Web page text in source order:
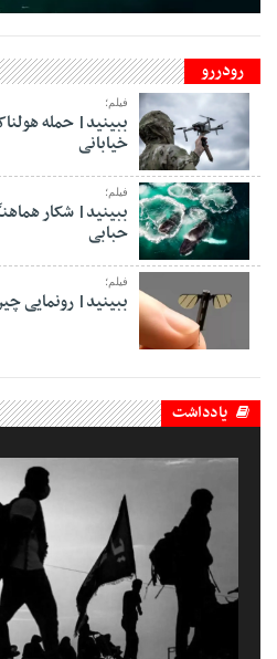
رودررو
فیلم؛
ببینید| حمله
خیابانی
فیلم؛
ببینید| شکار
حبابی
فیلم؛
ببینید| رونمایی
یادداشت